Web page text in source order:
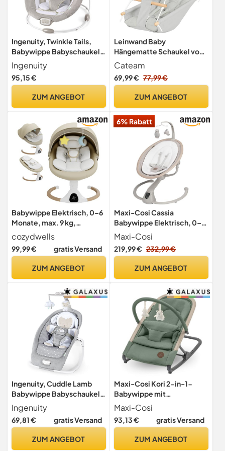
Ingenuity, Twinkle Tails,
Babywippe Babyschaukel
mit Vibrationen, Lichtern,
Melodien, Lautstärkeregler
und vielem mehr
Ingenuity
95,15 €
ZUM ANGEBOT
Leinwand Baby
Hängematte Schaukel von
Cateam - Grau - Hängende
Schaukel aus Holz für Baby
mit Sicherheitsgurt und
Hängemattenstuhl
Cateam
69,99 € 77,99 €
ZUM ANGEBOT
Babywippe Elektrisch, 0–6
Monate, max. 9 kg,
Tragbares Neugeborenes
Babyschaukel Indoor mit
Bluetooth, 5
n, 3 Winkellage,
Panel Beige
cozydwells
99,99 € gratis Versand
ZUM ANGEBOT
6% Rabatt
Maxi-Cosi Cassia
Babywippe Elektrisch, 0–6
Monate, max. 9 kg,
Babyschaukel Elektrisch, 12
Melodien, 360°-
Bewegungserkennung, 5
Maxi-Cosi
219,99 € 232,99 €
ZUM ANGEBOT
Ingenuity, Cuddle Lamb
Babywippe Babyschaukel
mit Schaukelfunktion und
Vibrationen, Spielbogen
mit 2 Plüsch Spielzeug,
und Lautstärkeregler, ab
Ingenuity
69,81 € gratis Versand
ZUM ANGEBOT
Maxi-Cosi Kori 2-in-1-
Babywippe mit
Spielzeugbogen, 0–2
Jahre, bis zu 15 kg, Easy-in-
Gurt, leicht und kompakt,
Maxi-Cosi
93,13 € gratis Versand
ZUM ANGEBOT